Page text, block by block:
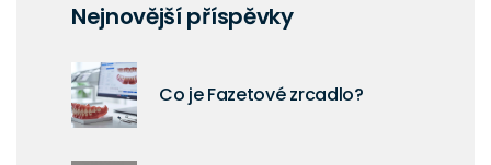
Nejnovější příspěvky
Co je Fazetové zrcadlo?